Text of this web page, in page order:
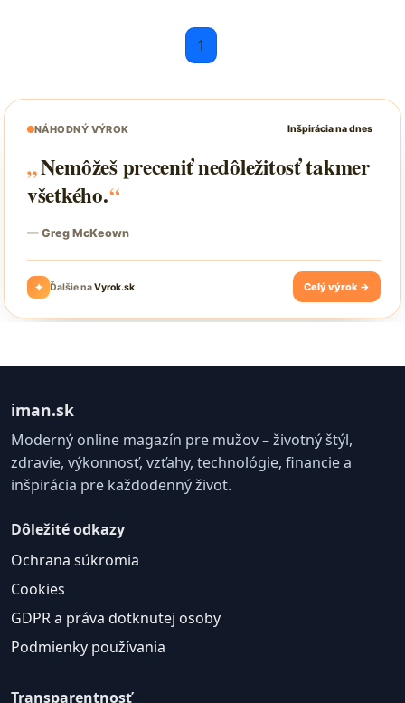
1
iman.sk
Moderný online magazín pre mužov – životný štýl,
zdravie, výkonnosť, vzťahy, technológie, financie a
inšpirácia pre každodenný život.
Dôležité odkazy
Ochrana súkromia
Cookies
GDPR a práva dotknutej osoby
Podmienky používania
Transparentnosť